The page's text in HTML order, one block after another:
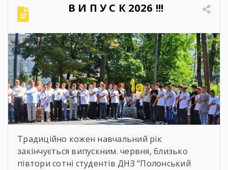
навчальних досягнень студентів,
ефективність роботи педагогічного
колективу, стан виховної та методичної
роботи. Дякуємо всім […]
В И П У С К 2026 !!!
Традиційно кожен навчальний рік
закінчується випускним. червня, близько
півтори сотні студентів ДНЗ “Полонський